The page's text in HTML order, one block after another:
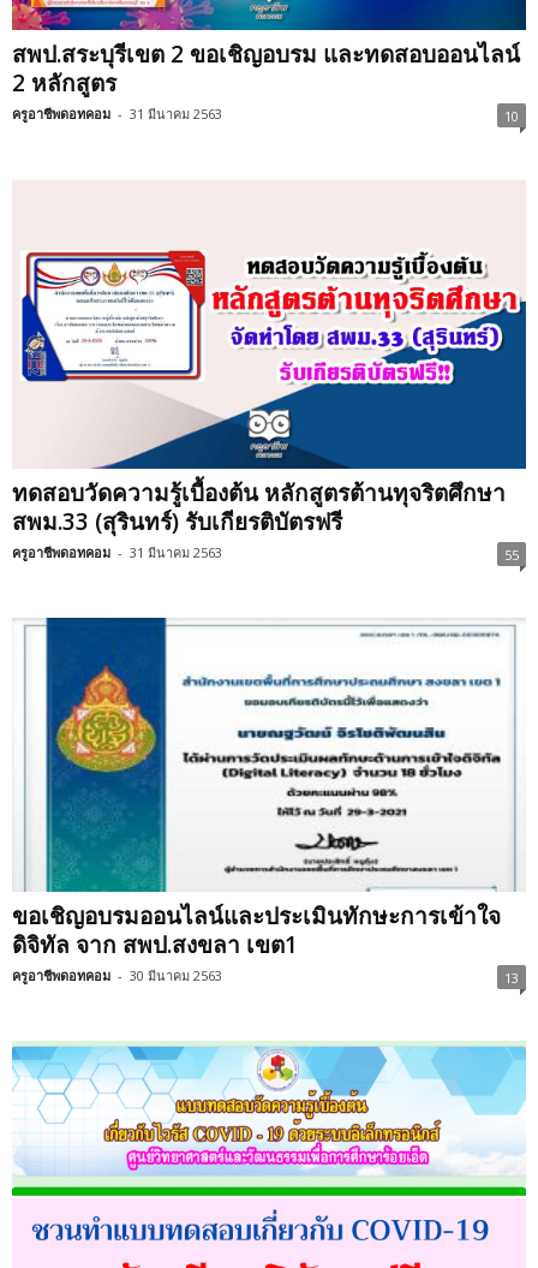
สพป.สระบุรีเขต 2 ขอเชิญอบรม และทดสอบออนไลน์
2 หลักสูตร
ครูอาชีพดอทคอม - 31 มีนาคม 2563 10
ทดสอบวัดความรู้เบื้องต้น หลักสูตรต้านทุจริตศึกษา
สพม.33 (สุรินทร์) รับเกียรติบัตรฟรี
ครูอาชีพดอทคอม - 31 มีนาคม 2563 55
ขอเชิญอบรมออนไลน์และประเมินทักษะการเข้าใจ
ดิจิทัล จาก สพป.สงขลา เขต1
ครูอาชีพดอทคอม - 30 มีนาคม 2563 13